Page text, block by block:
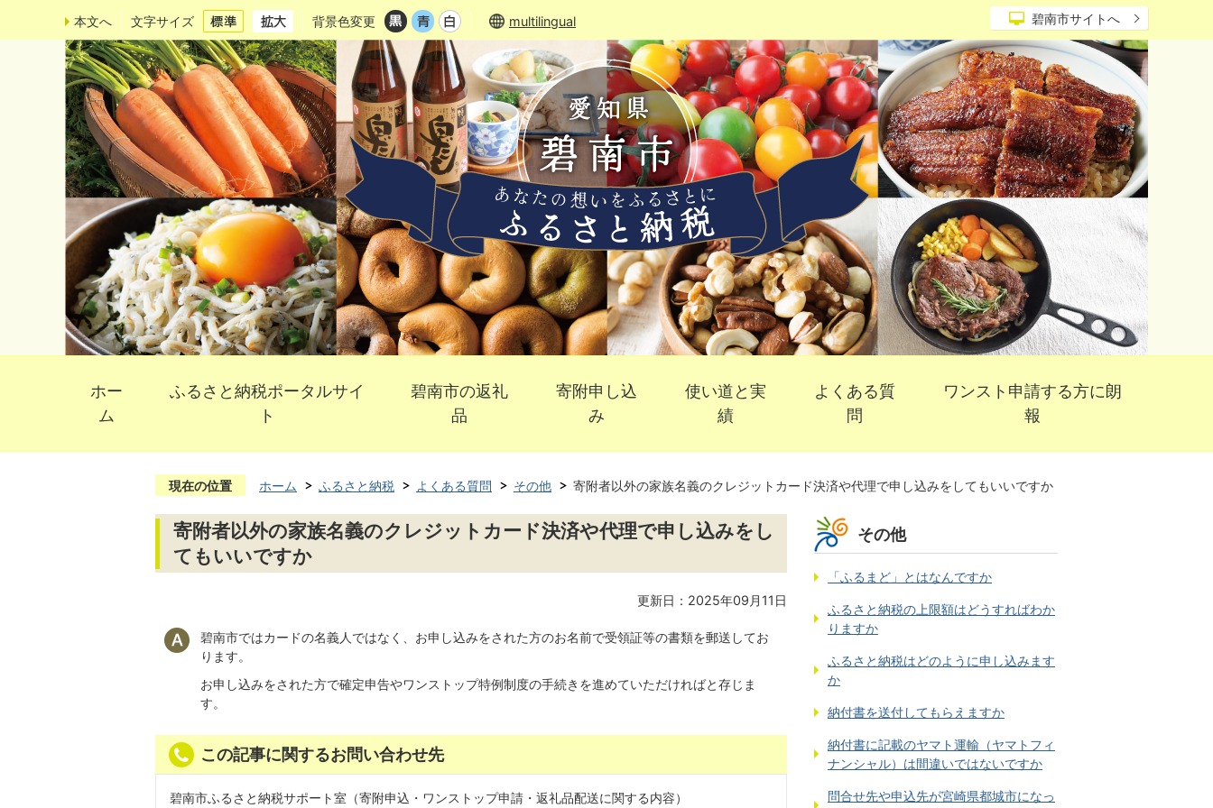
本文へ 文字サイズ 背景色変更 multilingual 碧南市サイトへ
ホー
ム
ふるさと納税ポータルサイ
ト
碧南市の返礼
品
寄附申し込
み
使い道と実
績
よくある質
問
ワンスト申請する方に朗
報
現在の位置 ホーム ふるさと納税 よくある質問 その他 寄附者以外の家族名義のクレジットカード決済や代理で申し込みをしてもいいですか
寄附者以外の家族名義のクレジットカード決済や代理で申し込みをし
てもいいですか
更新日：2025年09月11日
碧南市ではカードの名義人ではなく、お申し込みをされた方のお名前で受領証等の書類を郵送してお
ります。
お申し込みをされた方で確定申告やワンストップ特例制度の手続きを進めていただければと存じま
す。
この記事に関するお問い合わせ先
碧南市ふるさと納税サポート室（寄附申込・ワンストップ申請・返礼品配送に関する内容）
その他
「ふるまど」とはなんですか
ふるさと納税の上限額はどうすればわか
りますか
ふるさと納税はどのように申し込みます
か
納付書を送付してもらえますか
納付書に記載のヤマト運輸（ヤマトフィ
ナンシャル）は間違いではないですか
問合せ先や申込先が宮崎県都城市になっ